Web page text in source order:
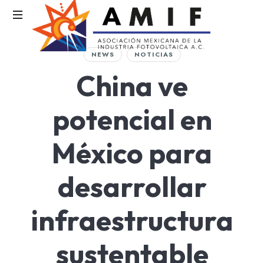
AMIF
Fotovoltaica
NEWS NOTICIAS
China ve
potencial en
México para
desarrollar
infraestructura
sustentable